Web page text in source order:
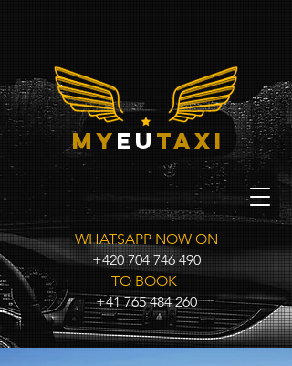
myeu taxi
WHATSAPP NOW ON
+420 704 746 490
TO BOOK
+41 765 484 260